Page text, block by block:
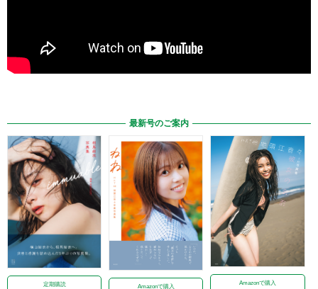
最新号のご案内
定期購読 Amazonで購入
Amazonで購入